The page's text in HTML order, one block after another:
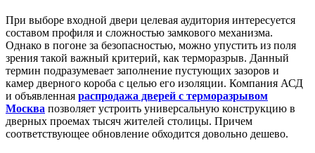
При выборе входной двери целевая аудитория интересуется
составом профиля и сложностью замкового механизма.
Однако в погоне за безопасностью, можно упустить из поля
зрения такой важный критерий, как терморазрыв. Данный
термин подразумевает заполнение пустующих зазоров и
камер дверного короба с целью его изоляции. Компания АСД
и объявленная распродажа дверей с терморазрывом
Москва позволяет устроить универсальную конструкцию в
дверных проемах тысяч жителей столицы. Причем
соответствующее обновление обходится довольно дешево.